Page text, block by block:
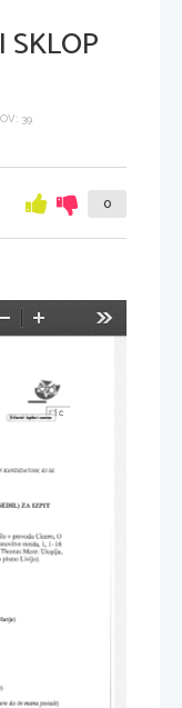
SKLOP
39
0
Pomanjšaj